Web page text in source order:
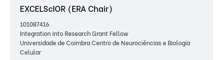
EXCELScIOR (ERA Chair)
101087416
Integration into Research Grant Fellow
Universidade de Coimbra Centro de Neurociências e Biologia
Celular